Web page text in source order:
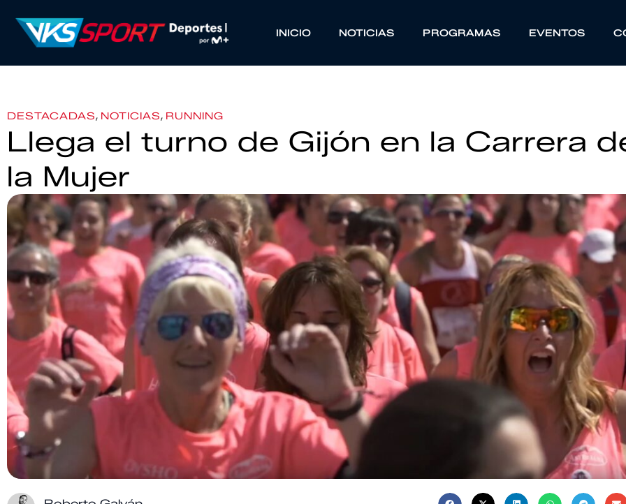
INICIO NOTICIAS PROGRAMAS EVENTOS
DESTACADAS, NOTICIAS, RUNNING
Llega el turno de Gijón en la Carrera
la Mujer